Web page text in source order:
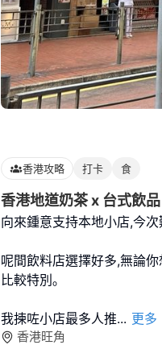
香港攻略 打卡 食
香港地道奶茶 x 台式飲
向來鍾意支持本地小店,今
呢間飲料店選擇好多,無論
比較特別｡
我揀咗小店最多人推... 更多
香港旺角